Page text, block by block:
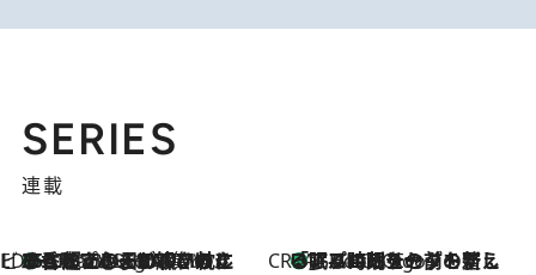
SERIES
連載
ビューティいいもの集め EDITORS' BEST
4 Hours Ago
35℃超えの日の夜、枕にひと吹き！ BAUMのルームスプレーが、ひのきの香りで心まで解きほぐす CREA'S CHOICE
4 Hours Ago
「眠る時刻をセットする」——眠りの前を整える、バルミューダの新しいアプローチ